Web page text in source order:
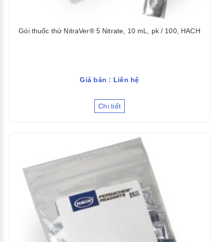
Gói thuốc thử NitraVer® 5 Nitrate, 10 mL, pk / 100, HACH
Giá bán : Liên hệ
Chi tiết